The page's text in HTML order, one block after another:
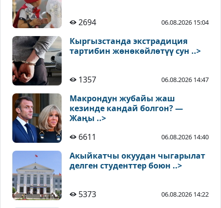
2694 06.08.2026 15:04
Кыргызстанда экстрадиция
тартибин жөнөкөйлөтүү сун ..>
1357 06.08.2026 14:47
Макрондун жубайы жаш
кезинде кандай болгон? —
Жаңы ..>
6611
06.08.2026 14:40
Акыйкатчы окуудан чыгарылат
делген студенттер боюн ..>
5373 06.08.2026 14:22